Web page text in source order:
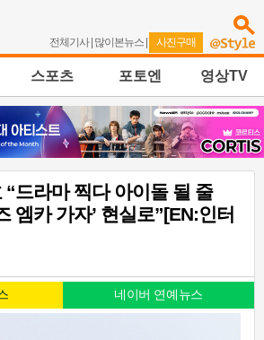
전체기사| 많이본뉴스 | 사진구매
스포츠 포토엔 영상TV
“드라마 찍다 아이돌 될 줄
엠카 가자’ 현실로”[EN:인터
네이버 연예뉴스